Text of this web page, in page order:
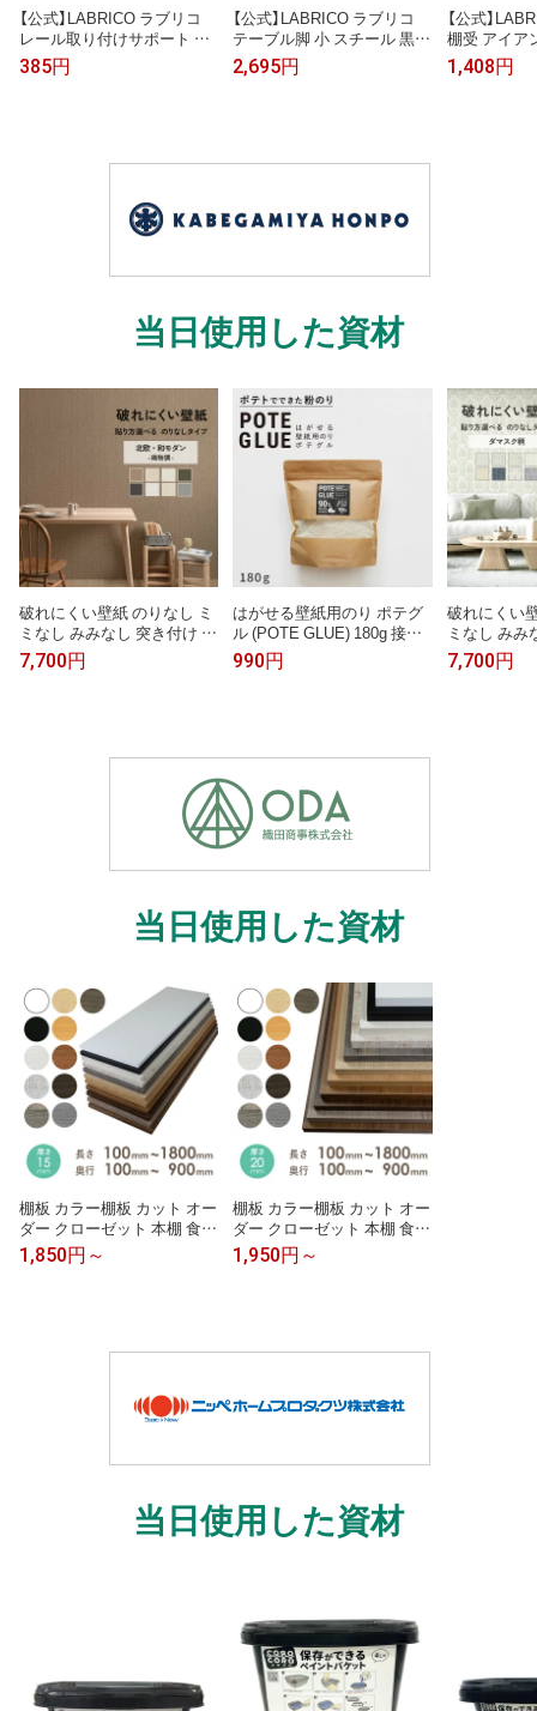
【公式】LABRICO ラブリコ
レール取り付けサポート DX
T-55
385円
【公式】LABRICO ラブリコ
テーブル脚 小 スチール 黒
高さ37.5cm~38.5cm 1本 WT
K-2
2,695円
【公式】
棚受 アイア
IXK-530
1,408円
当日使用した資材
破れにくい壁紙 のりなし ミ
ミなし みみなし 突き付け 53
cm×10m / 1ロール単位 クロ
ス トイレ リビング 和室 貼
ンディ シンプル 壁紙屋本舗
7,700円
はがせる壁紙用のり ポテグ
ル (POTE GLUE) 180g 接着
剤 はがせる 剥がせる のり
壁紙屋本舗
990円
破れにくい
ミなし みみ
cm×10m / 1
ス トイレ
7,700円
当日使用した資材
棚板 カラー棚板 カット オー
ダー クローゼット 本棚 食器
棚オーダー カラー化粧 棚板
厚さ15mm長さ100mm〜180
内生産 フリーサイズ カラー
1,850円～
棚板 カラー棚板 カット オー
ダー クローゼット 本棚 食器
棚オーダー カラー化粧 棚板
厚さ20mm長さ100mm〜180
内生産 フリーサイズ カラー
1,950円～
当日使用した資材